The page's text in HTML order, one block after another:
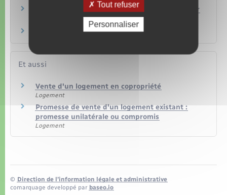
Quels sont les diagnostics immobiliers à fournir
en cas de vente ?
Frais de notaire : de quoi s'agit-il ?
Et aussi
Vente d'un logement en copropriété
Logement
Promesse de vente d'un logement existant :
promesse unilatérale ou compromis
Logement
© Direction de l’information légale et administrative
comarquage developpé par baseo.io
Tout refuser
Personnaliser